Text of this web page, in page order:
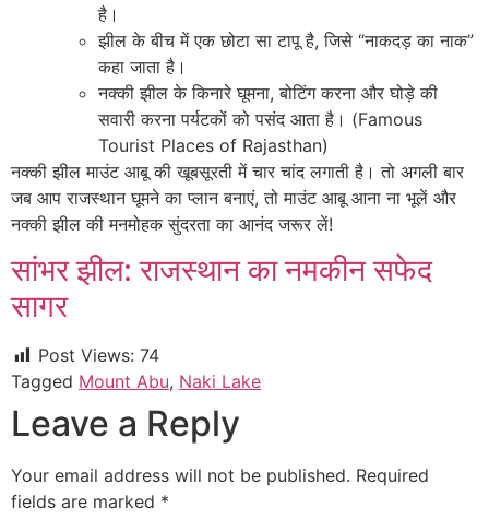
है।
झील के बीच में एक छोटा सा टापू है, जिसे “नाकदड़ का नाक”
कहा जाता है।
नक्की झील के किनारे घूमना, बोटिंग करना और घोड़े की
सवारी करना पर्यटकों को पसंद आता है। (Famous
Tourist Places of Rajasthan)
नक्की झील माउंट आबू की खूबसूरती में चार चांद लगाती है। तो अगली बार
जब आप राजस्थान घूमने का प्लान बनाएं, तो माउंट आबू आना ना भूलें और
नक्की झील की मनमोहक सुंदरता का आनंद जरूर लें!
सांभर झील: राजस्थान का नमकीन सफेद
सागर
Post Views: 74
Tagged Mount Abu, Naki Lake
Leave a Reply
Your email address will not be published. Required
fields are marked *